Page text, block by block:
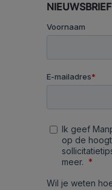
NIEUWSBRIEF